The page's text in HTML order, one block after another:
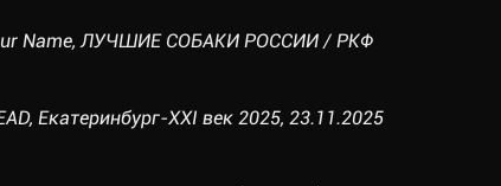
Name, ЛУЧШИЕ СОБАКИ РОССИИ / РКФ
Екатеринбург-XXI век 2025, 23.11.2025